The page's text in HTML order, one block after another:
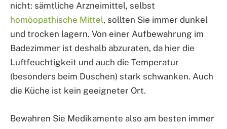
nicht: sämtliche Arzneimittel, selbst
homöopathische Mittel, sollten Sie immer dunkel
und trocken lagern. Von einer Aufbewahrung im
Badezimmer ist deshalb abzuraten, da hier die
Luftfeuchtigkeit und auch die Temperatur
(besonders beim Duschen) stark schwanken. Auch
die Küche ist kein geeigneter Ort.
Bewahren Sie Medikamente also am besten immer